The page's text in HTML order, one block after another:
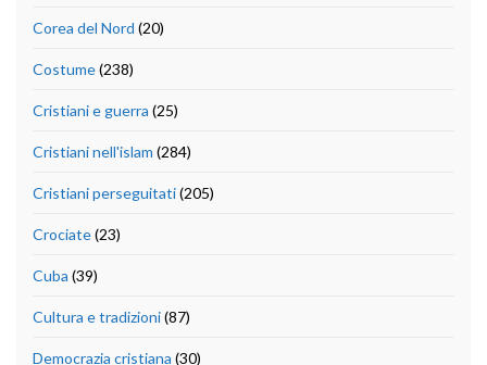
Corea del Nord (20)
Costume(238)
Cristiani e guerra (25)
Cristiani nell'islam (284)
Cristiani perseguitati(205)
Crociate(23)
Cuba (39)
Cultura e tradizioni(87)
Democrazia cristiana (30)